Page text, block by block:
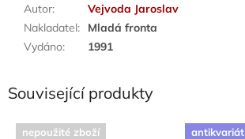
Autor:
Vejvoda Jaroslav
Nakladatel:
Mladá fronta
Vydáno: 1991
Související produkty
nepoužité zboží antikvariát